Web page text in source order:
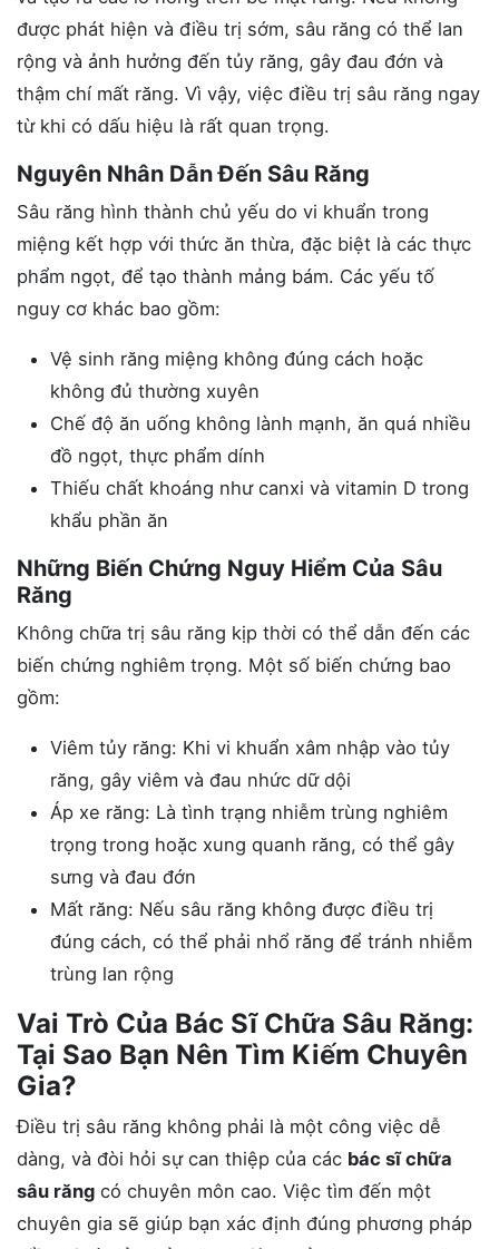
được phát hiện và điều trị sớm, sâu răng có thể lan
rộng và ảnh hưởng đến tủy răng, gây đau đớn và
thậm chí mất răng. Vì vậy, việc điều trị sâu răng ngay
từ khi có dấu hiệu là rất quan trọng.
Nguyên Nhân Dẫn Đến Sâu Răng
Sâu răng hình thành chủ yếu do vi khuẩn trong
miệng kết hợp với thức ăn thừa, đặc biệt là các thực
phẩm ngọt, để tạo thành mảng bám. Các yếu tố
nguy cơ khác bao gồm:
Vệ sinh răng miệng không đúng cách hoặc
không đủ thường xuyên
Chế độ ăn uống không lành mạnh, ăn quá nhiều
đồ ngọt, thực phẩm dính
Thiếu chất khoáng như canxi và vitamin D trong
khẩu phần ăn
Những Biến Chứng Nguy Hiểm Của Sâu
Răng
Không chữa trị sâu răng kịp thời có thể dẫn đến các
biến chứng nghiêm trọng. Một số biến chứng bao
gồm:
Viêm tủy răng: Khi vi khuẩn xâm nhập vào tủy
răng, gây viêm và đau nhức dữ dội
Áp xe răng: Là tình trạng nhiễm trùng nghiêm
trọng trong hoặc xung quanh răng, có thể gây
sưng và đau đớn
Mất răng: Nếu sâu răng không được điều trị
đúng cách, có thể phải nhổ răng để tránh nhiễm
trùng lan rộng
Vai Trò Của Bác Sĩ Chữa Sâu Răng:
Tại Sao Bạn Nên Tìm Kiếm Chuyên
Gia?
Điều trị sâu răng không phải là một công việc dễ
dàng, và đòi hỏi sự can thiệp của các bác sĩ chữa
sâu răng có chuyên môn cao. Việc tìm đến một
chuyên gia sẽ giúp bạn xác định đúng phương pháp